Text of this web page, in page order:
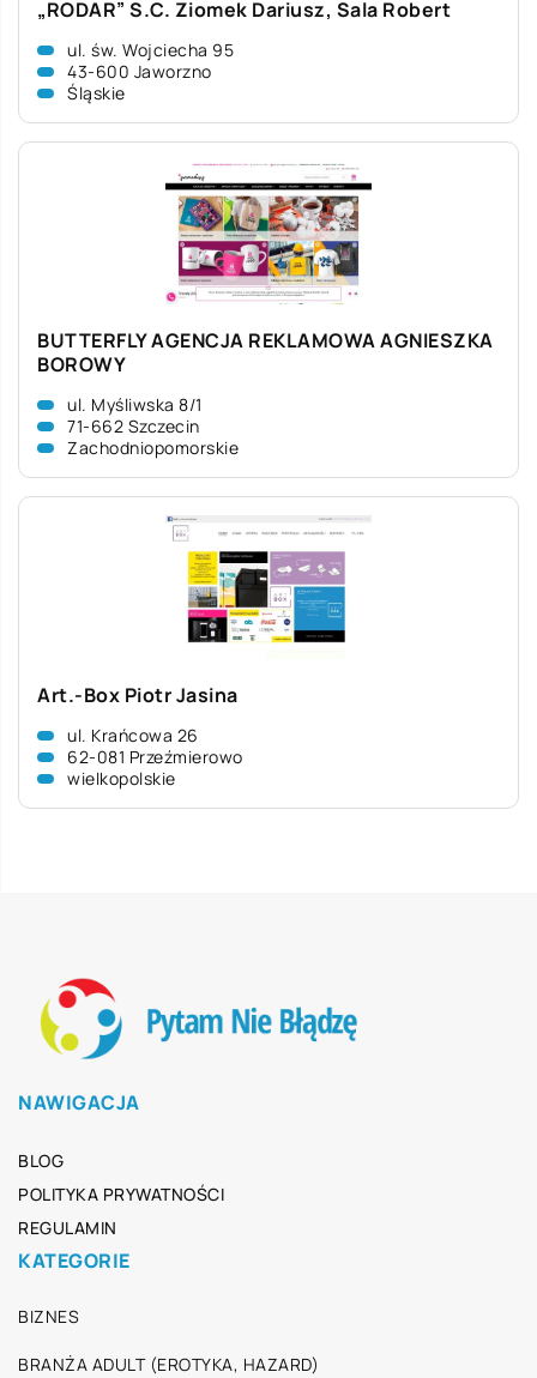
„RODAR” S.C. Ziomek Dariusz, Sala Robert
ul. św. Wojciecha 95
43-600 Jaworzno
Śląskie
BUTTERFLY AGENCJA REKLAMOWA AGNIESZKA
BOROWY
ul. Myśliwska 8/1
71-662 Szczecin
Zachodniopomorskie
Art.-Box Piotr Jasina
ul. Krańcowa 26
62-081 Przeźmierowo
wielkopolskie
NAWIGACJA
BLOG
POLITYKA PRYWATNOŚCI
REGULAMIN
KATEGORIE
BIZNES
BRANŻA ADULT (EROTYKA, HAZARD)